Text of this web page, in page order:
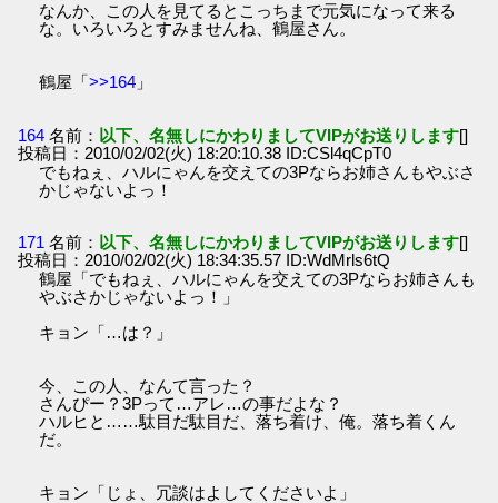
なんか、この人を見てるとこっちまで元気になって来る
な。いろいろとすみませんね、鶴屋さん。
鶴屋「>>164 」
164 名前： 以下、名無しにかわりましてVIPがお送りします[]
投稿日：2010/02/02(火) 18:20:10.38 ID:CSl4qCpT0
でもねぇ、ハルにゃんを交えての3Pならお姉さんもやぶさ
かじゃないよっ！
171 名前： 以下、名無しにかわりましてVIPがお送りします[]
投稿日：2010/02/02(火) 18:34:35.57 ID:WdMrls6tQ
鶴屋「でもねぇ、ハルにゃんを交えての3Pならお姉さんも
やぶさかじゃないよっ！」
キョン「…は？」
今、この人、なんて言った？
さんぴー？3Pって…アレ…の事だよな？
ハルヒと……駄目だ駄目だ、落ち着け、俺。落ち着くん
だ。
キョン「じょ、冗談はよしてくださいよ」